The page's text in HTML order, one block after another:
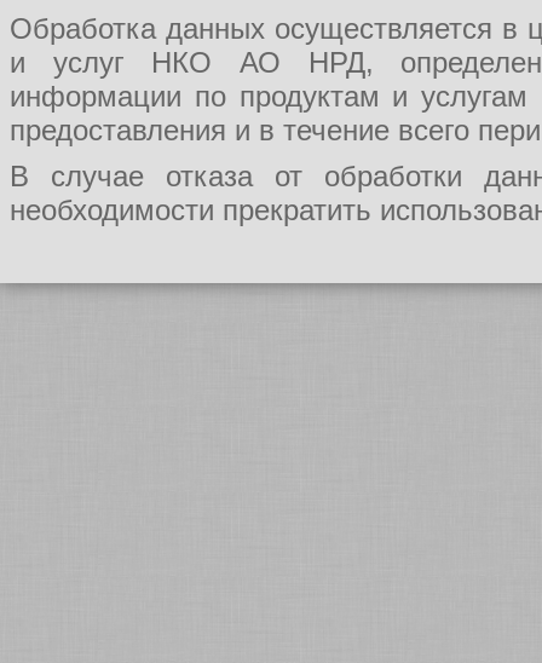
Обработка данных осуществляется в
и услуг НКО АО НРД, определения
информации по продуктам и
предоставления и в течение всего
В случае отказа от обработки
необходимости прекратить